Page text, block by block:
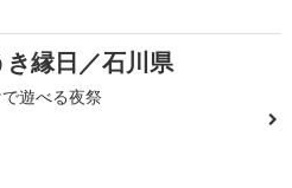
き縁日／石川県
遊べる夜祭